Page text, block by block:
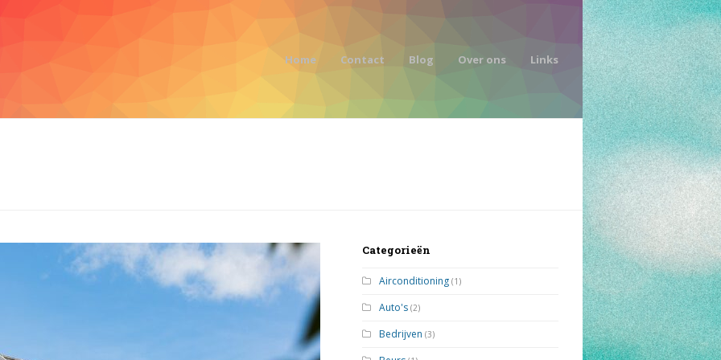
Home Contact Blog Over ons Links
Categorieën
Airconditioning (1)
Auto's (2)
Bedrijven (3)